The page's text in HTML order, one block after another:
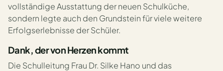
vollständige Ausstattung der neuen Schulküche,
sondern legte auch den Grundstein für viele weitere
Erfolgserlebnisse der Schüler.
Dank, der von Herzen kommt
Die Schulleitung Frau Dr. Silke Hano und das